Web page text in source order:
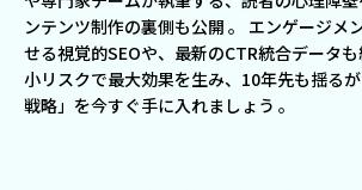
ンテンツ制作の裏側も公開 。 エンゲージメ
せる視覚的SEOや、最新のCTR統合データ
小リスクで最大効果を生み、10年先も揺る
戦略」を今すぐ手に入れましょう 。